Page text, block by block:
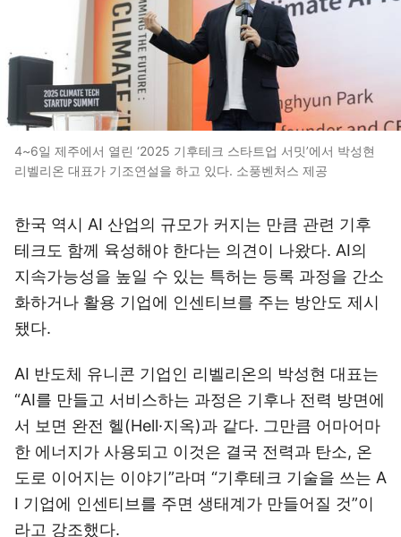
4~6일 제주에서 열린 ‘2025 기후테크 스타트업 서밋’에서 박성현
리벨리온 대표가 기조연설을 하고 있다. 소풍벤처스 제공
한국 역시 AI 산업의 규모가 커지는 만큼 관련 기후
테크도 함께 육성해야 한다는 의견이 나왔다. AI의
지속가능성을 높일 수 있는 특허는 등록 과정을 간소
화하거나 활용 기업에 인센티브를 주는 방안도 제시
됐다.
AI 반도체 유니콘 기업인 리벨리온의 박성현 대표는
“AI를 만들고 서비스하는 과정은 기후나 전력 방면에
서 보면 완전 헬(Hell·지옥)과 같다. 그만큼 어마어마
한 에너지가 사용되고 이것은 결국 전력과 탄소, 온
도로 이어지는 이야기”라며 “기후테크 기술을 쓰는 A
I 기업에 인센티브를 주면 생태계가 만들어질 것”이
라고 강조했다.